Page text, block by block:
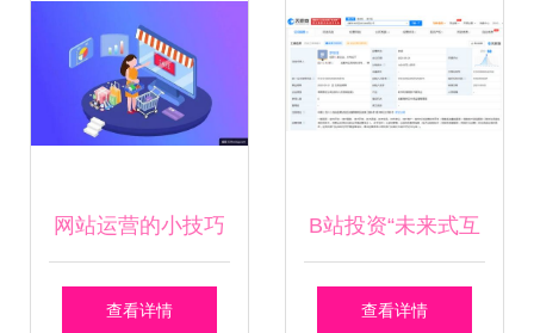
网站运营的小技巧
网络文化经营的七
查看详情
B站投资“未来式互
动科技” 布局网络
查看详情